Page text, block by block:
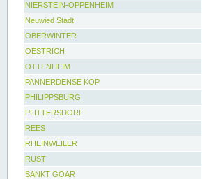
NIERSTEIN-OPPENHEIM
Neuwied Stadt
OBERWINTER
OESTRICH
OTTENHEIM
PANNERDENSE KOP
PHILIPPSBURG
PLITTERSDORF
REES
RHEINWEILER
RUST
SANKT GOAR